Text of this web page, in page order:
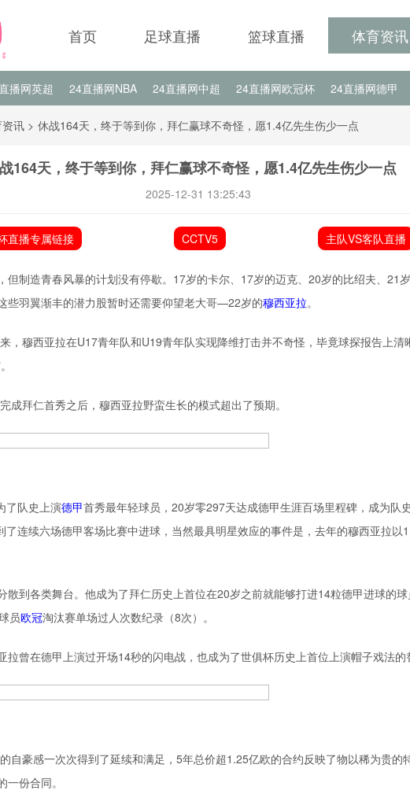
首页 足球直播 篮球直播 体育资讯
播网英超 24直播网NBA 24直播网中超 24直播网欧冠杯 24直播网德甲
播网亚洲杯 24直播网世亚预 24直播网中甲 24直播网日职联 24直播网韩
播网欧洲杯赛程
讯 > 休战164天，终于等到你，拜仁赢球不奇怪，愿1.4亿先生伤少一点
164天，终于等到你，拜仁赢球不奇怪，愿1.4亿先生伤少一点
2025-12-31 13:25:43
直播专属链接 CCTV5 主队VS客队直播
但制造青春风暴的计划没有停歇。17岁的卡尔、17岁的迈克、20岁的比绍夫、21
些羽翼渐丰的潜力股暂时还需要仰望老大哥—22岁的穆西亚拉。
，穆西亚拉在U17青年队和U19青年队实现降维打击并不奇怪，毕竟球探报告上清
成拜仁首秀之后，穆西亚拉野蛮生长的模式超出了预期。
了队史上演德甲首秀最年轻球员，20岁零297天达成德甲生涯百场里程碑，成为队
了连续六场德甲客场比赛中进球，当然最具明星效应的事件是，去年的穆西亚拉以
散到各类舞台。他成为了拜仁历史上首位在20岁之前就能够打进14粒德甲进球的
员欧冠淘汰赛单场过人次数纪录（8次）。
拉曾在德甲上演过开场14秒的闪电战，也成为了世俱杯历史上首位上演帽子戏法的
自豪感一次次得到了延续和满足，5年总价超1.25亿欧的合约反映了物以稀为贵的
份合同。